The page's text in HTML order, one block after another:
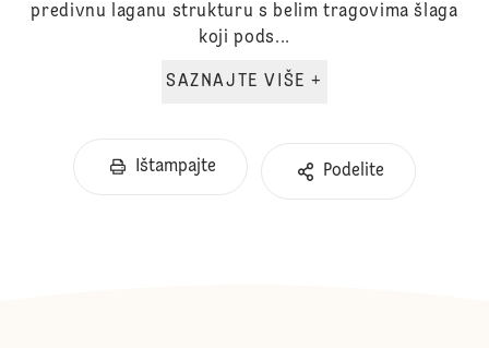
predivnu laganu strukturu s belim tragovima šlaga
koji pods...
SAZNAJTE VIŠE +
Ištampajte Podelite